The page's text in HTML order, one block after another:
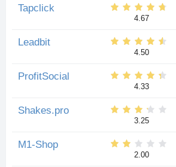
Tapclick
4.67
Leadbit
4.50
ProfitSocial
4.33
Shakes.pro
3.25
M1-Shop
2.00